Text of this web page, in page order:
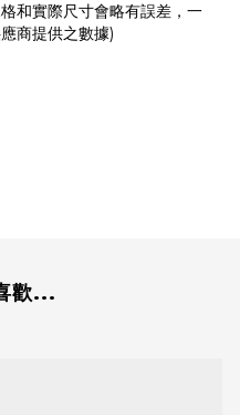
和實際尺寸會略有誤差，一
商提供之數據)
歡...